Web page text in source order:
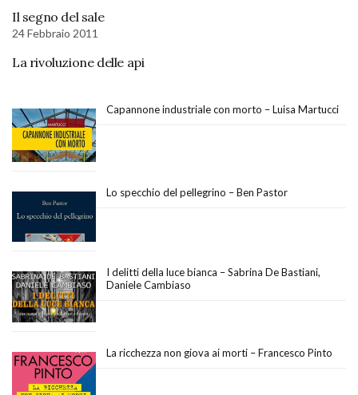
Il segno del sale
24 Febbraio 2011
La rivoluzione delle api
Capannone industriale con morto – Luisa Martucci
Lo specchio del pellegrino – Ben Pastor
I delitti della luce bianca – Sabrina De Bastiani,
Daniele Cambiaso
La ricchezza non giova ai morti – Francesco Pinto